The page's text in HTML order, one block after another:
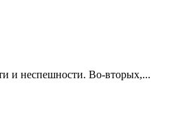
и неспешности. Во-вторых,...